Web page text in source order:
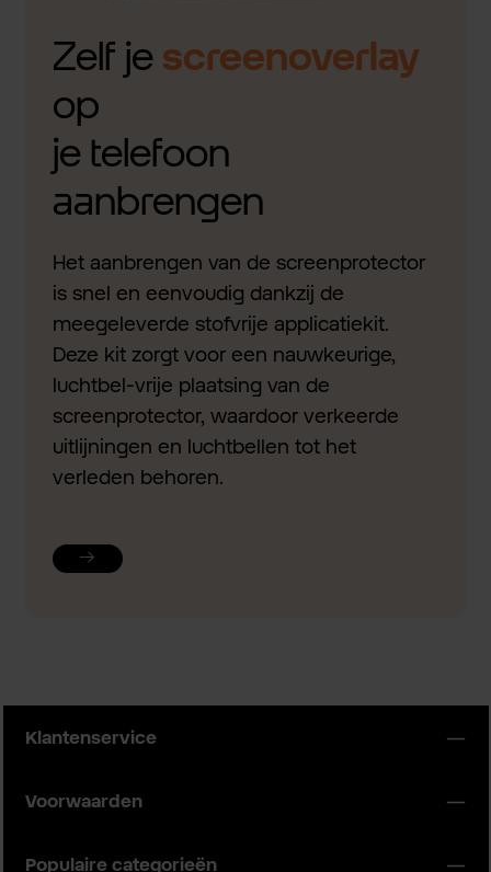
Zelf je screenoverlay
op
je telefoon
aanbrengen
Het aanbrengen van de screenprotector
is snel en eenvoudig dankzij de
meegeleverde stofvrije applicatiekit.
Deze kit zorgt voor een nauwkeurige,
luchtbel-vrije plaatsing van de
screenprotector, waardoor verkeerde
uitlijningen en luchtbellen tot het
verleden behoren.
Klantenservice
Voorwaarden
Populaire categorieën